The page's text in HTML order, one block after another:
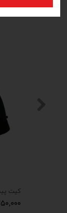
۶,۲۵۰,۰۰۰